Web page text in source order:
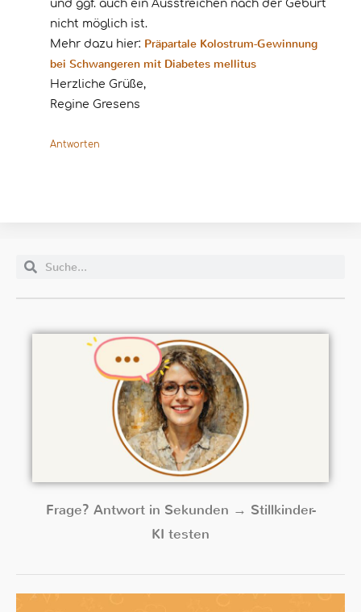
und ggf. auch ein Ausstreichen nach der Geburt
nicht möglich ist.
Mehr dazu hier: Präpartale Kolostrum-Gewinnung
bei Schwangeren mit Diabetes mellitus
Herzliche Grüße,
Regine Gresens
Antworten
Frage? Antwort in Sekunden → Stillkinder-
KI testen